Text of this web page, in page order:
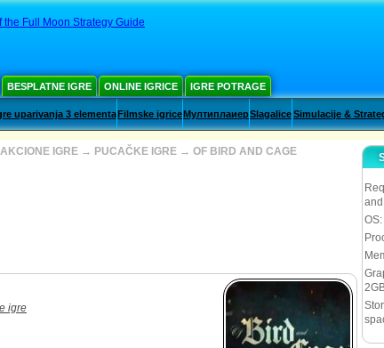
Full Moon Strategy Guide
BESPLATNE IGRE ONLINE IGRICE IGRE POTRAGE
uparivanja 3 elementaFilmske igriceМултиплаиерSlagaliceSimulacije &
IGRE → PUCAČKE IGRE → OF BIRD AND CAGE
igre